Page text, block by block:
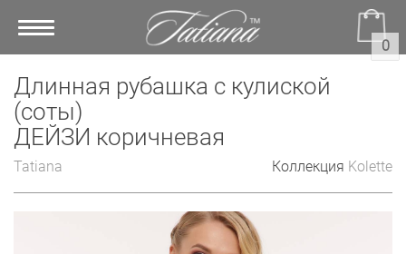
Toggle
0
Длинная рубашка с кулиской
(соты)
ДЕЙЗИ коричневая
Tatiana Коллекция Kolette